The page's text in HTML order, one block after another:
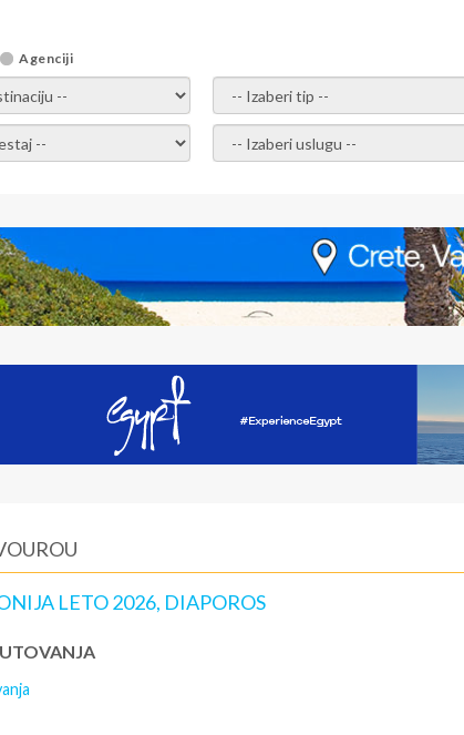
Agenciji
- - izaberi tip -
- - Izaberite uslugu -
LETO 2026, DIAPOROS